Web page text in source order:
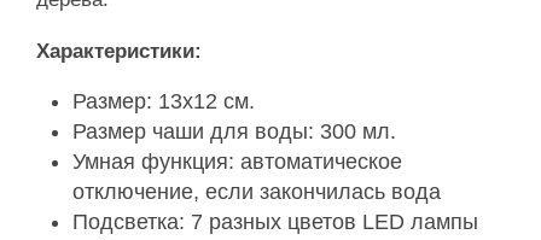
Характеристики:
Размер: 13х12 см.
Размер чаши для воды: 300 мл.
Умная функция: автоматическое
отключение, если закончилась вода
Подсветка: 7 разных цветов LED лампы